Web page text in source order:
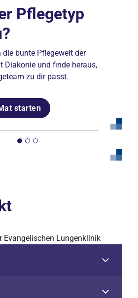
Pflegetyp
die bunte Pflegewelt der
Diakonie und finde heraus,
zu dir passt.
starten
und finanzielle
einem großen
Träger zu arbeiten lohnt
beruflich